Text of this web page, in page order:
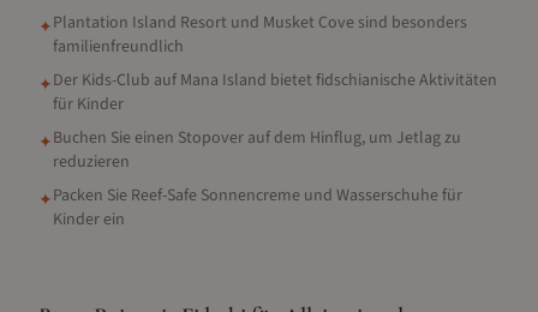
✦Plantation Island Resort und Musket Cove sind besonders
familienfreundlich
✦Der Kids-Club auf Mana Island bietet fidschianische Aktivitäten
für Kinder
✦Buchen Sie einen Stopover auf dem Hinflug, um Jetlag zu
reduzieren
✦Packen Sie Reef-Safe Sonnencreme und Wasserschuhe für
Kinder ein